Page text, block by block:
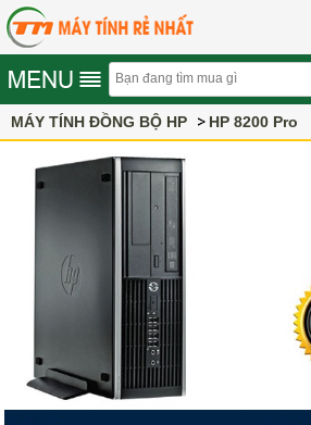
MÁY TÍNH ĐỒNG BỘ HP HP 8200 Pro